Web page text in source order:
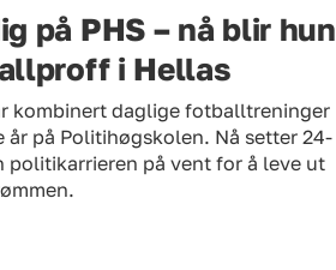
på PHS – nå blir hun
i Hellas
kombinert daglige fotballtreninger
år på Politihøgskolen. Nå setter 24-
politikarrieren på vent for å leve ut